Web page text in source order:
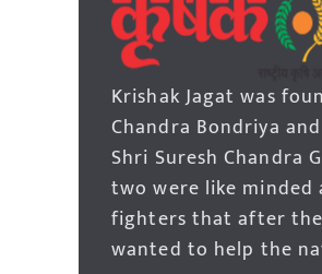
Krishak Jagat was
Chandra Bondriya
Shri Suresh Chandra
two were like
fighters that after
wanted to help the